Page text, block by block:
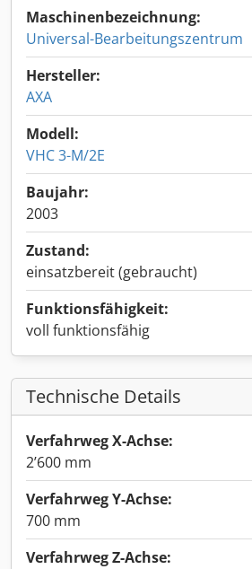
Maschinenbezeichnung:
Universal-Bearbeitungszentrum
Hersteller:
AXA
Modell:
VHC 3-M/2E
Baujahr:
2003
Zustand:
einsatzbereit (gebraucht)
Funktionsfähigkeit:
voll funktionsfähig
Technische Details
Verfahrweg X-Achse:
2’600 mm
Verfahrweg Y-Achse:
700 mm
Verfahrweg Z-Achse: